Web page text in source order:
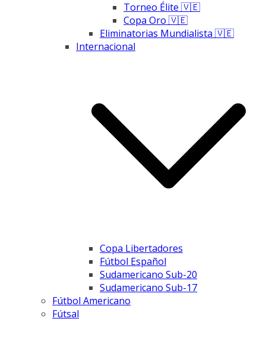
Torneo Élite 🇻🇪
Copa Oro 🇻🇪
Eliminatorias Mundialista 🇻🇪
Internacional
Copa Libertadores
Fútbol Español
Sudamericano Sub-20
Sudamericano Sub-17
Fútbol Americano
Fútsal